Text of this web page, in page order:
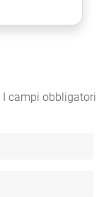
I campi obbligatori